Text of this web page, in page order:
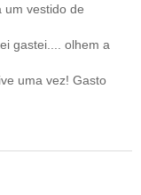
um vestido de
gastei.... olhem a
uma vez! Gasto